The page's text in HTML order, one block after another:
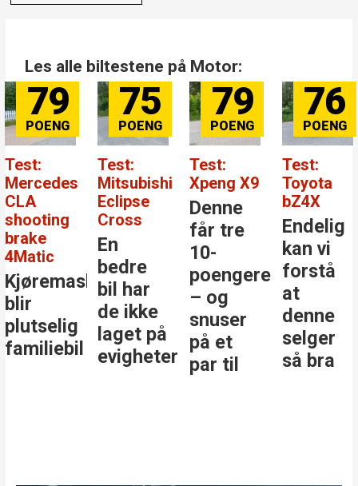
Les alle biltestene på Motor:
79
Test:
Mercedes
CLA
shooting
brake
4Matic
Kjøremaskinen
blir
plutselig
familiebil
75
Test:
Mitsubishi
Eclipse
Cross
En
bedre
bil har
de ikke
laget på
evigheter
79
Test:
Xpeng X9
Denne
får tre
10-
poengere
– og
snuser
på et
par til
76
Test:
Toyota
bZ4X
Endelig
kan vi
forstå
at
denne
selger
så bra